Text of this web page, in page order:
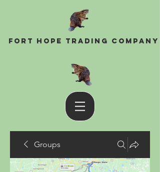
Fort Hope Trading Company
Groups